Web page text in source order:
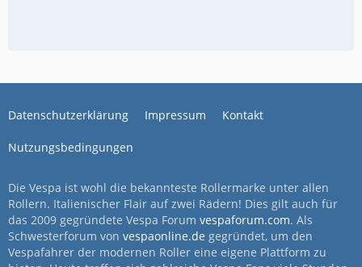
Datenschutzerklärung Impressum Kontakt
Nutzungsbedingungen
Die Vespa ist wohl die bekannteste Rollermarke unter allen
Rollern. Italienischer Flair auf zwei Rädern! Dies gilt auch für
das 2009 gegründete Vespa Forum vespaforum.com. Als
Schwesterforum von vespaonline.de gegründet, um den
Vespafahrer der modernen Roller eine eigene Plattform zu